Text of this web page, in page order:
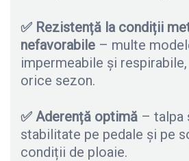
✅ Rezistență la condiții
nefavorabile – multe
impermeabile și
orice sezon.
✅ Aderență optimă – talpa
stabilitate pe pedale și pe
condiții de ploaie.